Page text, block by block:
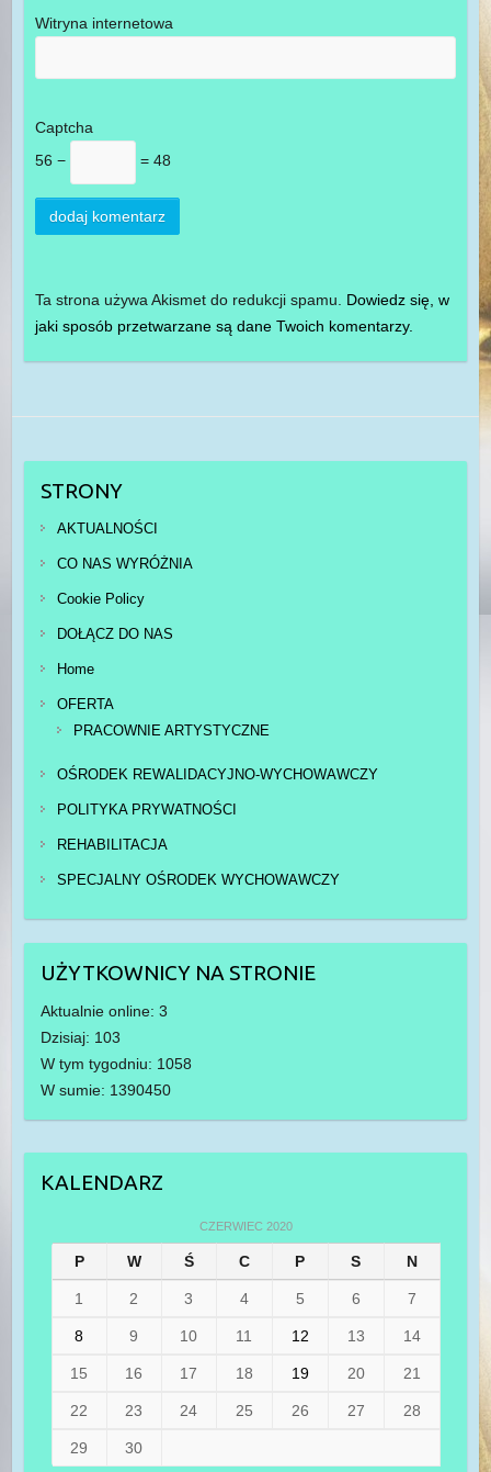
Witryna internetowa
Captcha
56 −
= 48
Ta strona używa Akismet do redukcji spamu. Dowiedz się, w
jaki sposób przetwarzane są dane Twoich komentarzy.
STRONY
AKTUALNOŚCI
CO NAS WYRÓŻNIA
Cookie Policy
DOŁĄCZ DO NAS
Home
OFERTA
PRACOWNIE ARTYSTYCZNE
OŚRODEK REWALIDACYJNO-WYCHOWAWCZY
POLITYKA PRYWATNOŚCI
REHABILITACJA
SPECJALNY OŚRODEK WYCHOWAWCZY
UŻYTKOWNICY NA STRONIE
Aktualnie online: 3
Dzisiaj: 103
W tym tygodniu: 1058
W sumie: 1390450
KALENDARZ
CZERWIEC 2020
P W Ś C P S N
1 2 3 4 5 6 7
8 9 10 11 12 13 14
15 16 17 18 19 20 21
22 23 24 25 26 27 28
29
30